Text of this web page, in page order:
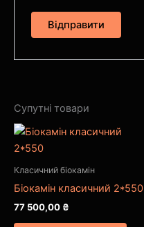
Супутні товари
Класичний біокамін
Біокамін класичний 2*550
77 500,00 ₴